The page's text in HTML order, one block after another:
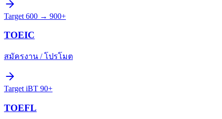
Target 600 → 900+
TOEIC
สมัครงาน / โปรโมต
Target iBT 90+
TOEFL